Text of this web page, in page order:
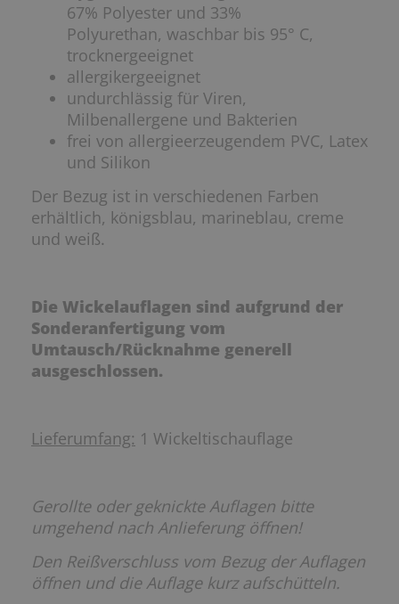
67% Polyester und 33%
Polyurethan, waschbar bis 95° C,
trocknergeeignet
allergikergeeignet
undurchlässig für Viren,
Milbenallergene und Bakterien
frei von allergieerzeugendem PVC, Latex
und Silikon
Der Bezug ist in verschiedenen Farben
erhältlich, königsblau, marineblau, creme
und weiß.
Die Wickelauflagen sind aufgrund der
Sonderanfertigung vom
Umtausch/Rücknahme generell
ausgeschlossen.
Lieferumfang: 1 Wickeltischauflage
Gerollte oder geknickte Auflagen bitte
umgehend nach Anlieferung öffnen!
Den Reißverschluss vom Bezug der Auflagen
öffnen und die Auflage kurz aufschütteln.